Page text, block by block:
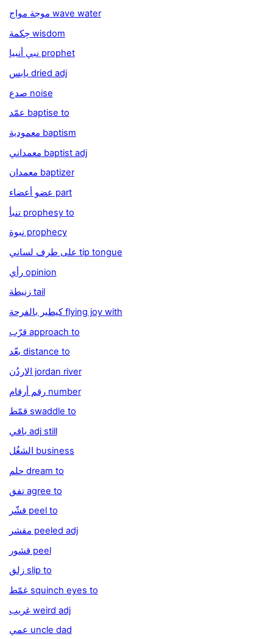
موجة مواج wave water
حِكمة wisdom
نبي أنبيا prophet
يابس dried adj
صدع noise
عمّد baptise to
معمودية baptism
معمداني baptist adj
معمدان baptizer
عضو أعضاء part
تنبأ prophesy to
نبوة prophecy
على طرف لساني tip tongue
رأي opinion
زنيطة tail
كيطير بالفرحة flying joy with
قرّب approach to
بعّد distance to
الاردُن jordan river
رقم أرقام number
قمّط swaddle to
باقي adj still
الشغُل business
حلم dream to
تفق agree to
قشّر peel to
مقشر peeled adj
قشور peel
زلق slip to
غمّط squinch eyes to
غريب weird adj
عمي uncle dad